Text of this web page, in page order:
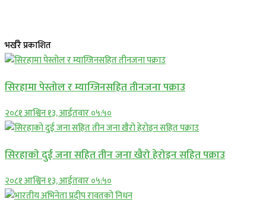
भर्खरै प्रकाशित
सिरहामा पेस्तोल र म्याग्जिनसहित तीनजना पक्राउ
२०८१ आश्विन १३, आईतवार ०५:५०
सिरहाकाे दुई जना सहित तीन जना खैरो हेरोइन सहित पक्राउ
२०८१ आश्विन १३, आईतवार ०५:५०